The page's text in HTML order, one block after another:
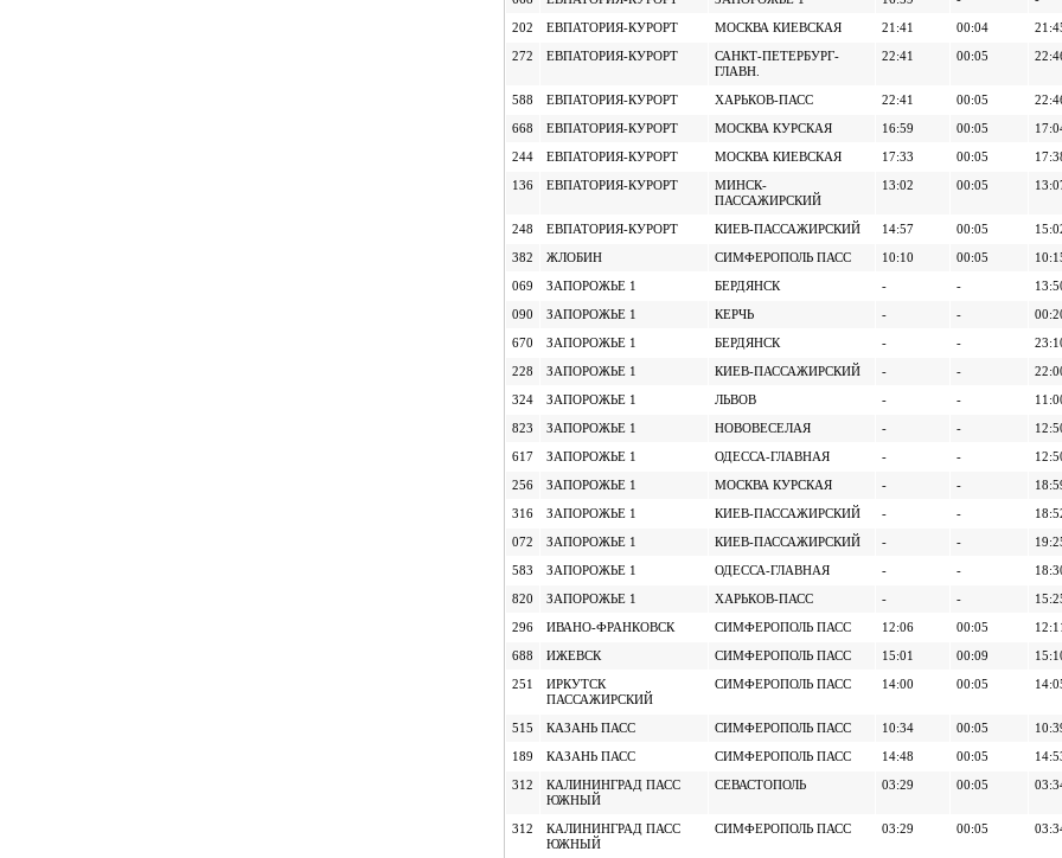
202 ЕВПАТОРИЯ-КУРОРТ МОСКВА КИЕВСКАЯ 21:41 00:04
272 ЕВПАТОРИЯ-КУРОРТ
САНКТ-ПЕТЕРБУРГ-
ГЛАВН.
22:41 00:05
588 ЕВПАТОРИЯ-КУРОРТ ХАРЬКОВ-ПАСС 22:41 00:05
668 ЕВПАТОРИЯ-КУРОРТ МОСКВА КУРСКАЯ 16:59 00:05
244 ЕВПАТОРИЯ-КУРОРТ МОСКВА КИЕВСКАЯ 17:33 00:05
136 ЕВПАТОРИЯ-КУРОРТ
МИНСК-
ПАССАЖИРСКИЙ
13:02 00:05
248 ЕВПАТОРИЯ-КУРОРТ КИЕВ-ПАССАЖИРСКИЙ 14:57 00:05
382 ЖЛОБИН СИМФЕРОПОЛЬ ПАСС 10:10 00:05
069 ЗАПОРОЖЬЕ 1 БЕРДЯНСК - -
090 ЗАПОРОЖЬЕ 1 КЕРЧЬ - -
670 ЗАПОРОЖЬЕ 1 БЕРДЯНСК - -
228 ЗАПОРОЖЬЕ 1 КИЕВ-ПАССАЖИРСКИЙ - -
324 ЗАПОРОЖЬЕ 1 ЛЬВОВ - -
823 ЗАПОРОЖЬЕ 1 НОВОВЕСЕЛАЯ - -
617 ЗАПОРОЖЬЕ 1 ОДЕССА-ГЛАВНАЯ - -
256 ЗАПОРОЖЬЕ 1 МОСКВА КУРСКАЯ - -
316 ЗАПОРОЖЬЕ 1 КИЕВ-ПАССАЖИРСКИЙ - -
072 ЗАПОРОЖЬЕ 1 КИЕВ-ПАССАЖИРСКИЙ - -
583 ЗАПОРОЖЬЕ 1 ОДЕССА-ГЛАВНАЯ - -
820 ЗАПОРОЖЬЕ 1 ХАРЬКОВ-ПАСС - -
296 ИВАНО-ФРАНКОВСК СИМФЕРОПОЛЬ ПАСС 12:06 00:05 12:11
688 ИЖЕВСК СИМФЕРОПОЛЬ ПАСС 15:01 00:09
251
ИРКУТСК
ПАССАЖИРСКИЙ
СИМФЕРОПОЛЬ ПАСС 14:00 00:05
515 КАЗАНЬ ПАСС СИМФЕРОПОЛЬ ПАСС 10:34 00:05
189 КАЗАНЬ ПАСС СИМФЕРОПОЛЬ ПАСС 14:48 00:05
312
КАЛИНИНГРАД ПАСС
ЮЖНЫЙ
СЕВАСТОПОЛЬ 03:29 00:05
312
КАЛИНИНГРАД ПАСС
ЮЖНЫЙ
СИМФЕРОПОЛЬ ПАСС 03:29 00:05